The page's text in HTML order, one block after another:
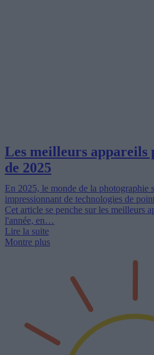
Les meilleurs appareils
de 2025
En 2025, le monde de la photographie
impressionnant de technologies de
Cet article se penche sur les meilleurs
l'année, en…
Lire la suite
Montre plus